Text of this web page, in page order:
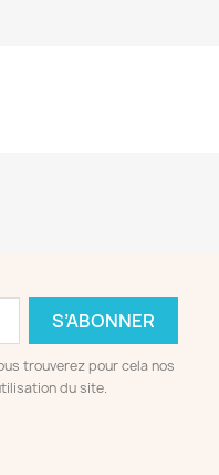
trouverez pour cela nos
du site.